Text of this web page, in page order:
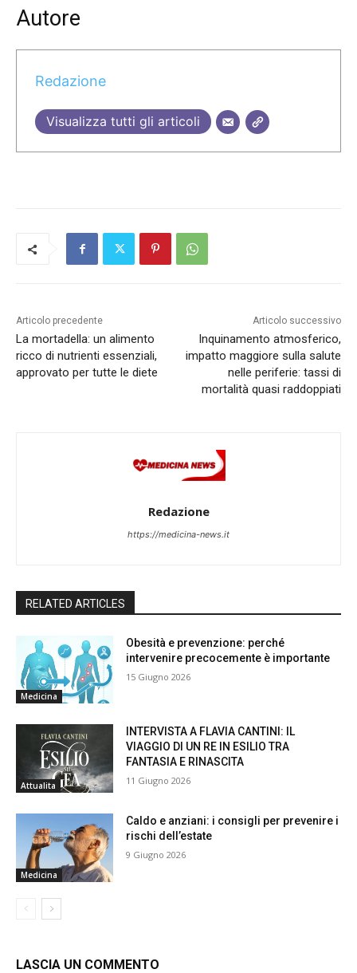
Autore
Redazione
Visualizza tutti gli articoli
Articolo precedente
La mortadella: un alimento
ricco di nutrienti essenziali,
approvato per tutte le diete
Articolo successivo
Inquinamento atmosferico,
impatto maggiore sulla salute
nelle periferie: tassi di
mortalità quasi raddoppiati
Redazione
https://medicina-news.it
RELATED ARTICLES
Medicina
Obesità e prevenzione: perché
intervenire precocemente è importante
15 Giugno 2026
Attualita
INTERVISTA A FLAVIA CANTINI: IL
VIAGGIO DI UN RE IN ESILIO TRA
FANTASIA E RINASCITA
11 Giugno 2026
Medicina
Caldo e anziani: i consigli per prevenire i
rischi dell’estate
9 Giugno 2026
LASCIA UN COMMENTO